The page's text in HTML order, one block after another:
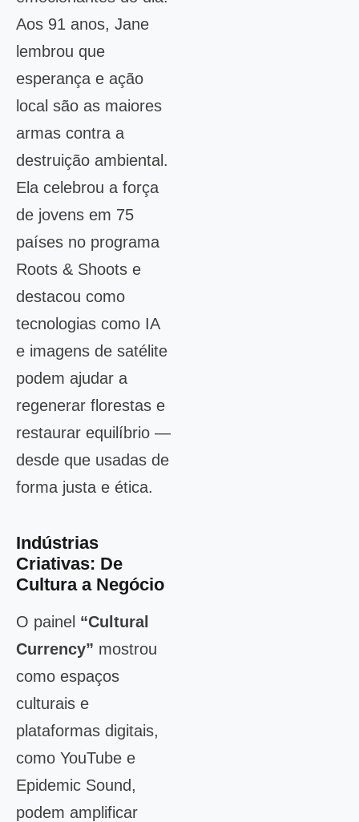
Aos 91 anos, Jane
lembrou que
esperança e ação
local são as maiores
armas contra a
destruição ambiental.
Ela celebrou a força
de jovens em 75
países no programa
Roots & Shoots e
destacou como
tecnologias como IA
e imagens de satélite
podem ajudar a
regenerar florestas e
restaurar equilíbrio —
desde que usadas de
forma justa e ética.
Indústrias
Criativas: De
Cultura a Negócio
O painel “Cultural
Currency” mostrou
como espaços
culturais e
plataformas digitais,
como YouTube e
Epidemic Sound,
podem amplificar